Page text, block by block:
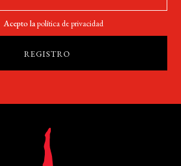
Acepto lapolítica de privacidad